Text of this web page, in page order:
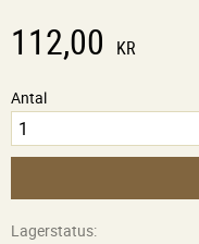
112,00 KR
Antal
Lagerstatus